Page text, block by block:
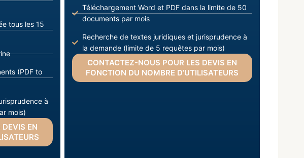
tous les 15
(PDF to
à
mois)
EN
Téléchargement Word et PDF dans la limite de 50
documents par mois
Recherche de textes juridiques et jurisprudence à
la demande (limite de 5 requêtes par mois)
CONTACTEZ-NOUS POUR LES DEVIS EN
FONCTION DU NOMBRE D’UTILISATEURS